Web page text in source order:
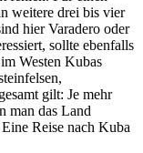
weitere drei bis vier
hier Varadero oder
sollte ebenfalls
Westen Kubas
gilt: Je mehr
man das Land
Reise nach Kuba